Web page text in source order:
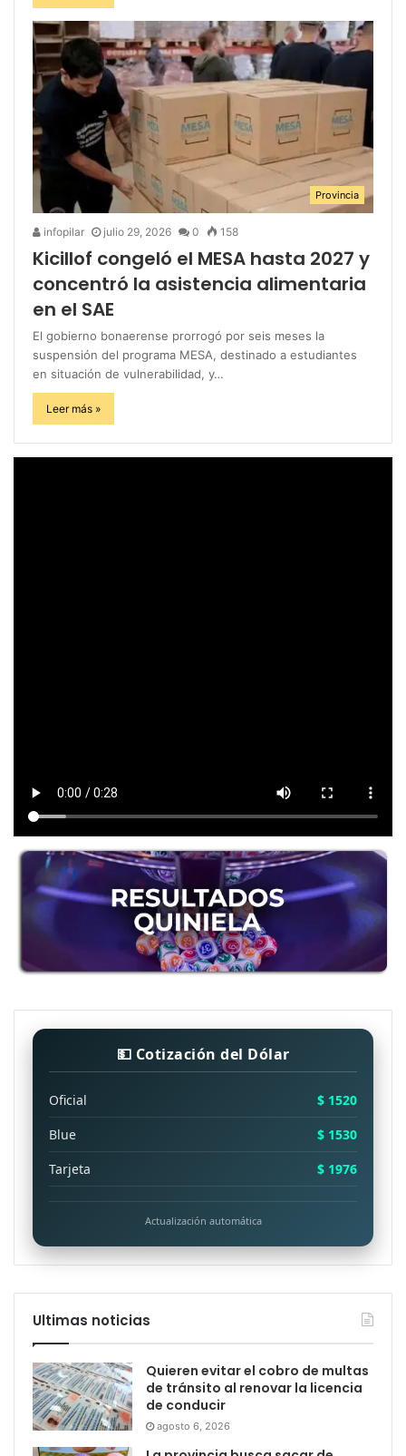
Provincia
infopilar julio 29, 2026 0 158
Kicillof congeló el MESA hasta 2027 y
concentró la asistencia alimentaria
en el SAE
El gobierno bonaerense prorrogó por seis meses la
suspensión del programa MESA, destinado a estudiantes
en situación de vulnerabilidad, y…
Leer más »
💵 Cotización del Dólar
Oficial
$ 1520
Blue
$ 1530
Tarjeta
$ 1976
Actualización automática
Ultimas noticias
Quieren evitar el cobro de multas
de tránsito al renovar la licencia
de conducir
agosto 6, 2026